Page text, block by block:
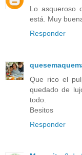
Lo asqueroso
está. Muy
Responder
Que rico el
quedado de
todo.
Besitos
Responder